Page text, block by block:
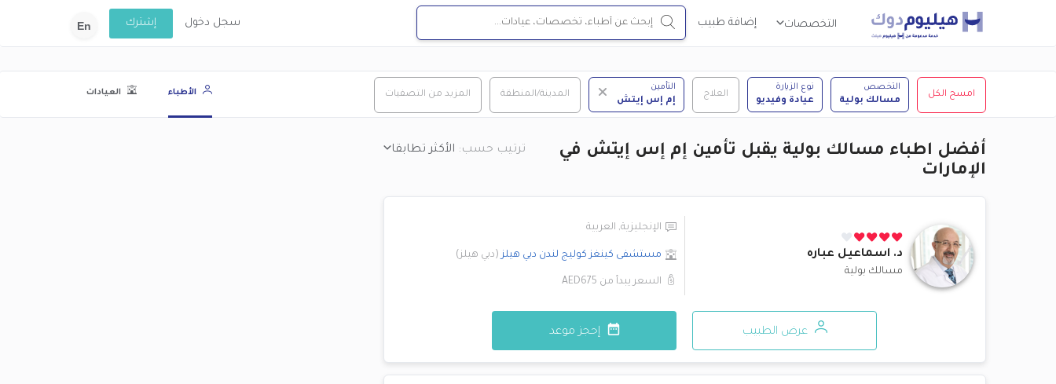
En التخصصات إضافة طبيب سجل دخول إشترك
امسح الكل
التخصص
مسالك بولية
نوع الزيارة
عيادة وفيديو
العلاج
التأمين
إم إس إيتش
المدينة/المنطقة المزيد من التصفيات الأطباء العيادات
ترتيب حسب: الأكثر تطابقا
أفضل اطباء مسالك بولية يقبل تأمين إم إس إيتش في
الإمارات
د. اسماعيل عباره
مسالك بولية
الإنجليزية, العربية
مستشفى كينغز كوليج لندن دبي هيلز (دبي هيلز)
السعر يبدأ من AED675
عرض الطبيب إحجز موعد